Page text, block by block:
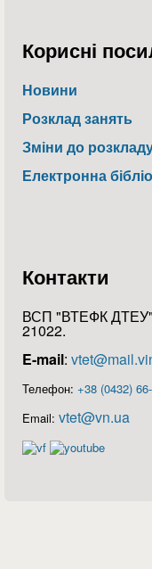
Корисні
Новини
Розклад занять
Зміни до
Електронна
Контакти
ВСП "ВТЕФК ДТЕУ",
21022.
E-mail:
Телефон: +38 (0432)
Email: vtet@vn.ua